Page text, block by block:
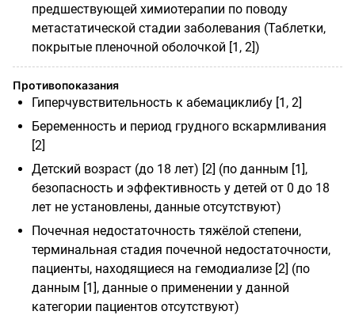
предшествующей химиотерапии по поводу
метастатической стадии заболевания (Таблетки,
покрытые пленочной оболочкой [1, 2])
Противопоказания
Гиперчувствительность к абемациклибу [1, 2]
Беременность и период грудного вскармливания
[2]
Детский возраст (до 18 лет) [2] (по данным [1],
безопасность и эффективность у детей от 0 до 18
лет не установлены, данные отсутствуют)
Почечная недостаточность тяжёлой степени,
терминальная стадия почечной недостаточности,
пациенты, находящиеся на гемодиализе [2] (по
данным [1], данные о применении у данной
категории пациентов отсутствуют)